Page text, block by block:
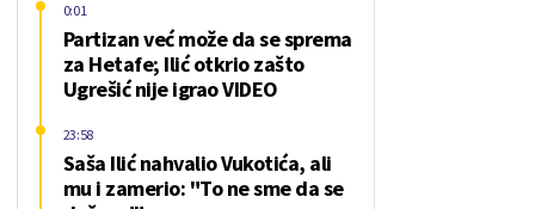
Partizan već može da se sprema
za Hetafe; Ilić otkrio zašto
Ugrešić nije igrao VIDEO
0:01
Saša Ilić nahvalio Vukotića, ali
mu i zamerio: "To ne sme da se
23:58